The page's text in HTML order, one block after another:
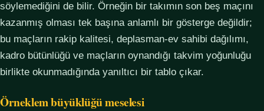
söylemediğini de bilir. Örneğin bir takımın son beş maçını
kazanmış olması tek başına anlamlı bir gösterge değildir;
bu maçların rakip kalitesi, deplasman-ev sahibi dağılımı,
kadro bütünlüğü ve maçların oynandığı takvim yoğunluğu
birlikte okunmadığında yanıltıcı bir tablo çıkar.
Örneklem büyüklüğü meselesi